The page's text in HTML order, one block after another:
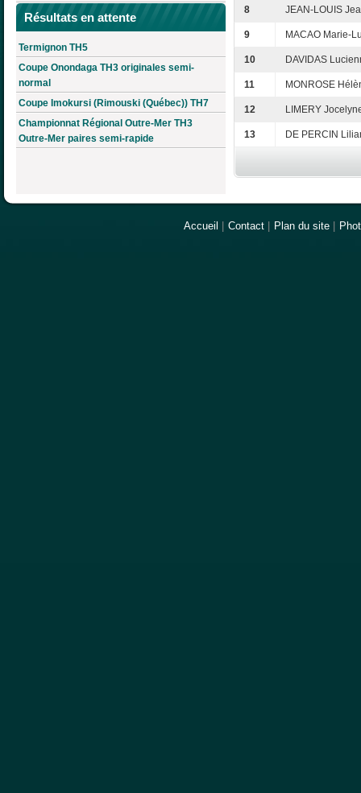
Résultats en attente
Termignon TH5
Coupe Onondaga TH3 originales semi-
normal
Coupe Imokursi (Rimouski (Québec)) TH7
Championnat Régional Outre-Mer TH3
Outre-Mer paires semi-rapide
8 JEAN-LOUIS
9 MACAO Marie-
10 DAVIDAS
11 MONROSE
12 LIMERY
13 DE PERCIN
Accueil Contact Plan du site